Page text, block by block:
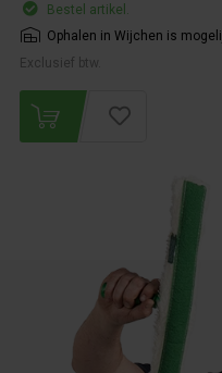
Bestel artikel.
Ophalen in Wijchen is
Exclusief btw.